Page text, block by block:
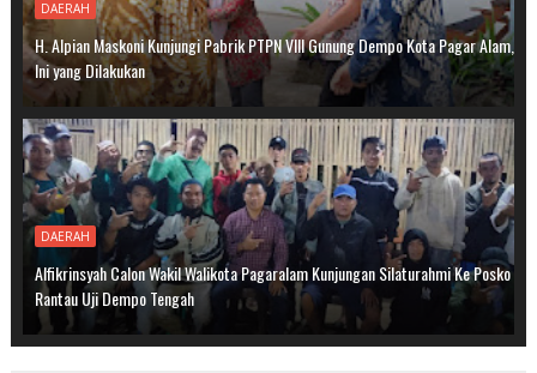
DAERAH
H. Alpian Maskoni Kunjungi Pabrik PTPN VIII Gunung Dempo Kota Pagar Alam,
Ini yang Dilakukan
DAERAH
Alfikrinsyah Calon Wakil Walikota Pagaralam Kunjungan Silaturahmi Ke Posko
Rantau Uji Dempo Tengah